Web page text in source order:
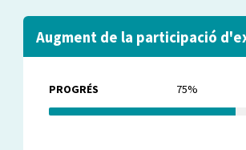
Augment de la participació
PROGRÉS 75%